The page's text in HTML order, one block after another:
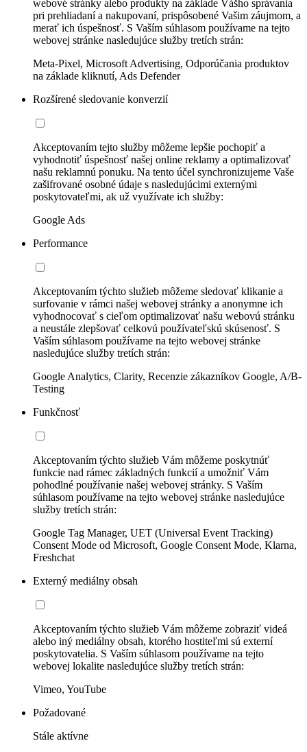
webové stránky alebo produkty na základe Vášho správania
pri prehliadaní a nakupovaní, prispôsobené Vašim záujmom, a
merať ich úspešnosť. S Vaším súhlasom používame na tejto
webovej stránke nasledujúce služby tretích strán:
Meta-Pixel, Microsoft Advertising, Odporúčania produktov
na základe kliknutí, Ads Defender
Rozšírené sledovanie konverzií
Akceptovaním tejto služby môžeme lepšie pochopiť a
vyhodnotiť úspešnosť našej online reklamy a optimalizovať
našu reklamnú ponuku. Na tento účel synchronizujeme Vaše
zašifrované osobné údaje s nasledujúcimi externými
poskytovateľmi, ak už využívate ich služby:
Google Ads
Performance
Akceptovaním týchto služieb môžeme sledovať klikanie a
surfovanie v rámci našej webovej stránky a anonymne ich
vyhodnocovať s cieľom optimalizovať našu webovú stránku
a neustále zlepšovať celkovú používateľskú skúsenosť. S
Vaším súhlasom používame na tejto webovej stránke
nasledujúce služby tretích strán:
Google Analytics, Clarity, Recenzie zákazníkov Google, A/B-
Testing
Funkčnosť
Akceptovaním týchto služieb Vám môžeme poskytnúť
funkcie nad rámec základných funkcií a umožniť Vám
pohodlné používanie našej webovej stránky. S Vaším
súhlasom používame na tejto webovej stránke nasledujúce
služby tretích strán:
Google Tag Manager, UET (Universal Event Tracking)
Consent Mode od Microsoft, Google Consent Mode, Klarna,
Freshchat
Externý mediálny obsah
Akceptovaním týchto služieb Vám môžeme zobraziť videá
alebo iný mediálny obsah, ktorého hostiteľmi sú externí
poskytovatelia. S Vaším súhlasom používame na tejto
webovej lokalite nasledujúce služby tretích strán:
Vimeo, YouTube
Požadované
Stále aktívne